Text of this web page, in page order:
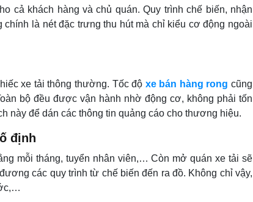
cả khách hàng và chủ quán. Quy trình chế biến, nhận
là nét đặc trưng thu hút mà chỉ kiểu cơ động ngoài
xe tải thông thường. Tốc độ xe bán hàng rong cũng
bộ đều được vận hành nhờ động cơ, không phải tốn
này để dán các thông tin quảng cáo cho thương hiệu.
định
mỗi tháng, tuyển nhân viên,… Còn mở quán xe tải sẽ
các quy trình từ chế biến đến ra đồ. Không chỉ vậy,